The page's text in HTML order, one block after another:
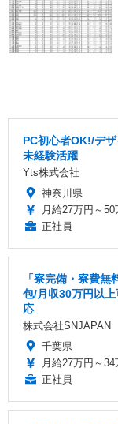
PC初心者OK!/デ
未経験活躍
Yts株式会社
神奈川県
月給27万円～50
正社員
「寮完備・寮費
包/月収30万円以
応
株式会社SNJAPAN
千葉県
月給27万円～34
正社員